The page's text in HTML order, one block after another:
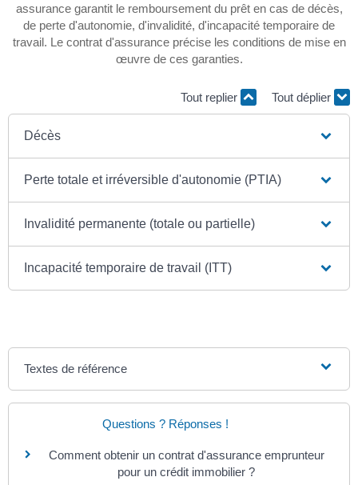
assurance garantit le remboursement du prêt en cas de décès,
de perte d'autonomie, d'invalidité, d'incapacité temporaire de
travail. Le contrat d'assurance précise les conditions de mise en
œuvre de ces garanties.
Tout replier Tout déplier
Décès
Perte totale et irréversible d'autonomie (PTIA)
Invalidité permanente (totale ou partielle)
Incapacité temporaire de travail (ITT)
Textes de référence
Questions ? Réponses !
Comment obtenir un contrat d'assurance emprunteur
pour un crédit immobilier ?